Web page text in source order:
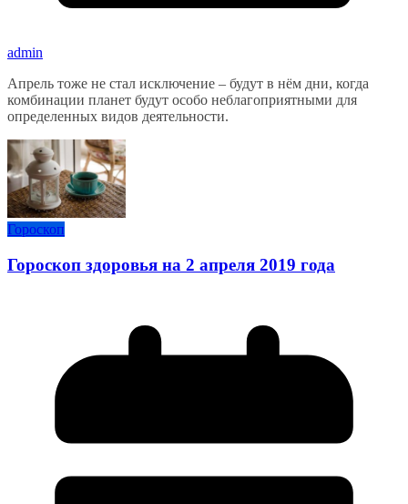
admin
Апрель тоже не стал исключение – будут в нём дни, когда
комбинации планет будут особо неблагоприятными для
определенных видов деятельности.
Гороскоп
Гороскоп здоровья на 2 апреля 2019 года